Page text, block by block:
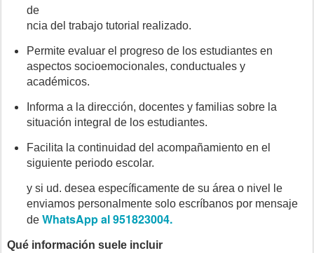
de
ncia del trabajo tutorial realizado.
Permite evaluar el progreso de los estudiantes en
aspectos socioemocionales, conductuales y
académicos.
Informa a la dirección, docentes y familias sobre la
situación integral de los estudiantes.
Facilita la continuidad del acompañamiento en el
siguiente periodo escolar.
y si ud. desea específicamente de su área o nivel le
enviamos personalmente solo escríbanos por mensaje
de WhatsApp al 951823004.
Qué información suele incluir